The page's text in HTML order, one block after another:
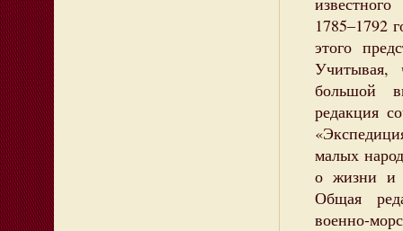
1785–1792
этого
Учитывая,
большой
редакция
малых
о жизни и
Общая
военно-